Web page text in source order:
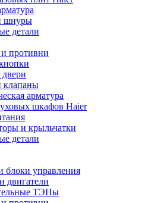
шнуры
детали
противни
клапаны
арматура
шкафов Haier
и крыльчатки
детали
блоки управления
двигатели
ТЭНы